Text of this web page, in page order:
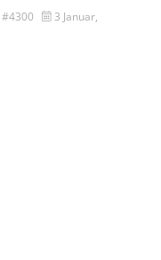
#4300
3 Januar,